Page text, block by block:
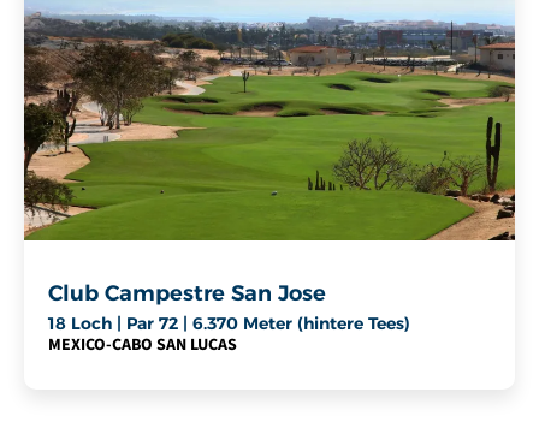
Club Campestre San Jose
18 Loch | Par 72 | 6.370 Meter (hintere Tees)
MEXICO-CABO SAN LUCAS